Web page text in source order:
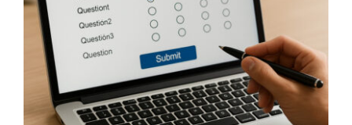
Kelebihan dan Kekurangan
Survei Online
Artikel Riset